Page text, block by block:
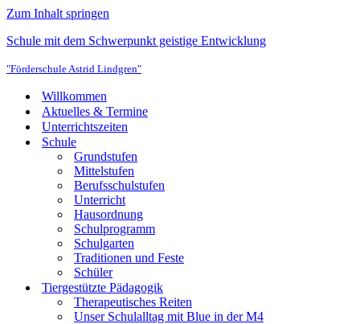
Zum Inhalt springen
Schule mit dem Schwerpunkt geistige Entwicklung
"Förderschule Astrid Lindgren"
Willkommen
Aktuelles & Termine
Unterrichtszeiten
Schule
Grundstufen
Mittelstufen
Berufsschulstufen
Unterricht
Hausordnung
Schulprogramm
Schulgarten
Traditionen und Feste
Schüler
Tiergestützte Pädagogik
Therapeutisches Reiten
Unser Schulalltag mit Blue in der M4